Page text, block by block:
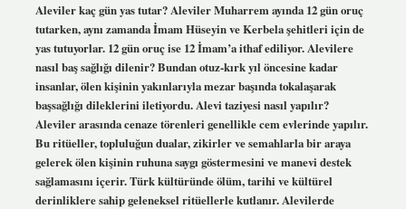
Aleviler kaç gün yas tutar? Aleviler Muharrem ayında 12 gün oruç
tutarken, aynı zamanda İmam Hüseyin ve Kerbela şehitleri için de
yas tutuyorlar. 12 gün oruç ise 12 İmam’a ithaf ediliyor. Alevilere
nasıl baş sağlığı dilenir? Bundan otuz-kırk yıl öncesine kadar
insanlar, ölen kişinin yakınlarıyla mezar başında tokalaşarak
başsağlığı dileklerini iletiyordu. Alevi taziyesi nasıl yapılır?
Aleviler arasında cenaze törenleri genellikle cem evlerinde yapılır.
Bu ritüeller, topluluğun dualar, zikirler ve semahlarla bir araya
gelerek ölen kişinin ruhuna saygı göstermesini ve manevi destek
sağlamasını içerir. Türk kültüründe ölüm, tarihi ve kültürel
derinliklere sahip geleneksel ritüellerle kutlanır. Alevilerde